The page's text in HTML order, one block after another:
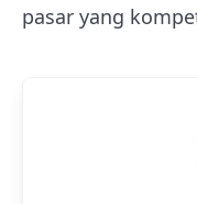
pasar yang